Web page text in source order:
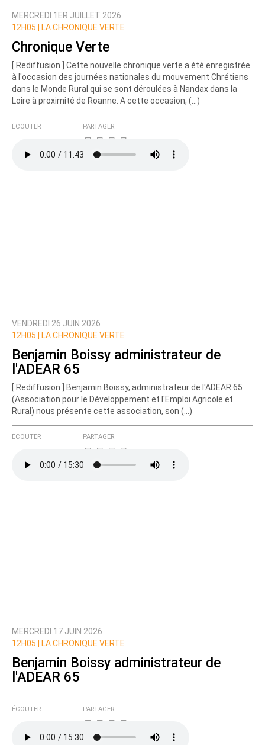
MERCREDI 1ER JUILLET 2026
12H05 |
LA CHRONIQUE VERTE
Chronique Verte
[ Rediffusion ] Cette nouvelle chronique verte a été enregistrée
à l'occasion des journées nationales du mouvement Chrétiens
dans le Monde Rural qui se sont déroulées à Nandax dans la
Loire à proximité de Roanne. A cette occasion, (…)
ÉCOUTER PARTAGER
VENDREDI 26 JUIN 2026
12H05 |
LA CHRONIQUE VERTE
Benjamin Boissy administrateur de
l'ADEAR 65
[ Rediffusion ] Benjamin Boissy, administrateur de l'ADEAR 65
(Association pour le Développement et l'Emploi Agricole et
Rural) nous présente cette association, son (…)
ÉCOUTER PARTAGER
MERCREDI 17 JUIN 2026
12H05 |
LA CHRONIQUE VERTE
Benjamin Boissy administrateur de
l'ADEAR 65
ÉCOUTER PARTAGER